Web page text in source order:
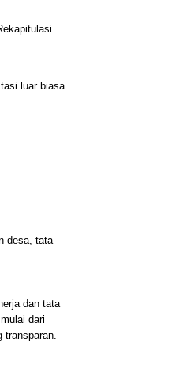
luar biasa
desa, tata
dan tata
dari
transparan.